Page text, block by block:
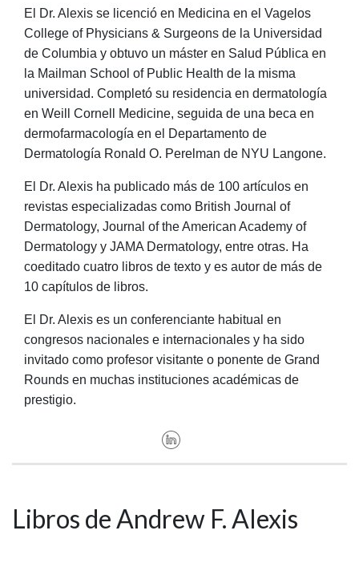
El Dr. Alexis se licenció en Medicina en el Vagelos
College of Physicians & Surgeons de la Universidad
de Columbia y obtuvo un máster en Salud Pública en
la Mailman School of Public Health de la misma
universidad. Completó su residencia en dermatología
en Weill Cornell Medicine, seguida de una beca en
dermofarmacología en el Departamento de
Dermatología Ronald O. Perelman de NYU Langone.
El Dr. Alexis ha publicado más de 100 artículos en
revistas especializadas como British Journal of
Dermatology, Journal of the American Academy of
Dermatology y JAMA Dermatology, entre otras. Ha
coeditado cuatro libros de texto y es autor de más de
10 capítulos de libros.
El Dr. Alexis es un conferenciante habitual en
congresos nacionales e internacionales y ha sido
invitado como profesor visitante o ponente de Grand
Rounds en muchas instituciones académicas de
prestigio.
Libros de Andrew F. Alexis